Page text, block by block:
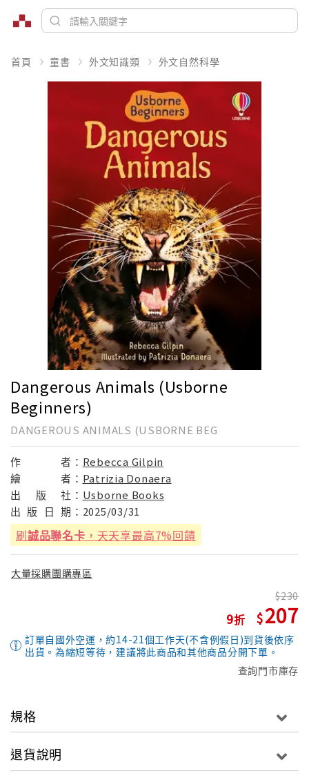
首頁 童書 外文知識類 外文自然科學
Dangerous Animals (Usborne
Beginners)
DANGEROUS ANIMALS (USBORNE BEG
作 者： Rebecca Gilpin
繪
者： Patrizia Donaera
出
版 社： Usborne Books
出 版 日 期： 2025/03/31
刷誠品聯名卡 ，天天享最高7%回饋
大量採購團購專區
9
230
207
訂單自國外空運，約14-21個工作天(不含例假日)到貨後依序
出貨。為縮短等待，建議將此商品和其他商品分開下單。
查詢門市庫存
規格
退貨說明